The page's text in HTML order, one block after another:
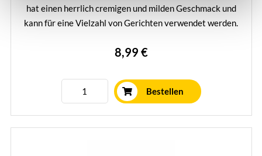
hat einen herrlich cremigen und milden Geschmack und
kann für eine Vielzahl von Gerichten verwendet werden.
8,99 €
Bestellen